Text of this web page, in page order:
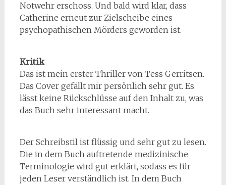
Notwehr erschoss. Und bald wird klar, dass
Catherine erneut zur Zielscheibe eines
psychopathischen Mörders geworden ist.
Kritik
Das ist mein erster Thriller von Tess Gerritsen.
Das Cover gefällt mir persönlich sehr gut. Es
lässt keine Rückschlüsse auf den Inhalt zu, was
das Buch sehr interessant macht.
Der Schreibstil ist flüssig und sehr gut zu lesen.
Die in dem Buch auftretende medizinische
Terminologie wird gut erklärt, sodass es für
jeden Leser verständlich ist. In dem Buch